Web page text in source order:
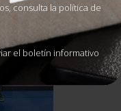
consulta la política de
el boletín informativo